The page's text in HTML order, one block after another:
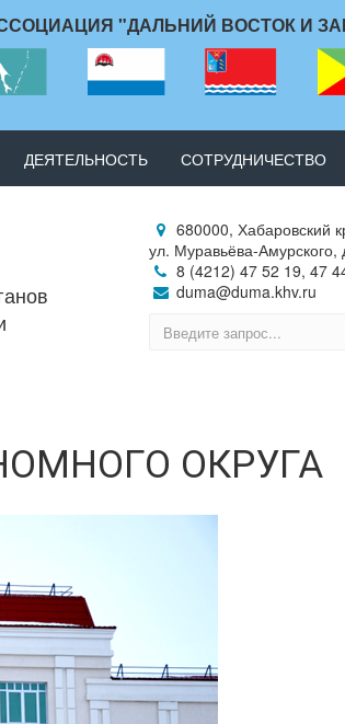
"ДАЛЬНИЙ ВОСТОК И
ДЕЯТЕЛЬНОСТЬ СОТРУДНИЧЕСТВО
680000, Хабаровский
ул. Муравьёва-Амурского,
8 (4212) 47 52 19, 47
duma@duma.khv.ru
ОКРУГА